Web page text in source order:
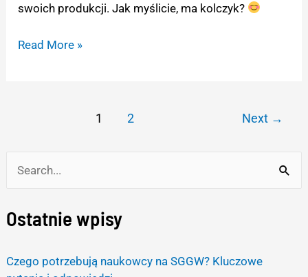
a
c
Ostatnie wpisy
Czego potrzebują naukowcy na SGGW? Kluczowe
swoich produkcji. Jak myślicie, ma kolczyk?
Read More »
1 2 Next →